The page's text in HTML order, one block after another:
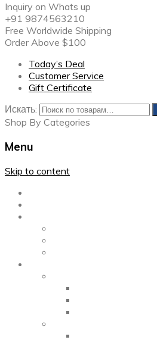
Inquiry on Whats up
+91 9874563210
Free Worldwide Shipping
Order Above $100
Today’s Deal
Customer Service
Gift Certificate
Искать:
Shop By Categories
Menu
Skip to content